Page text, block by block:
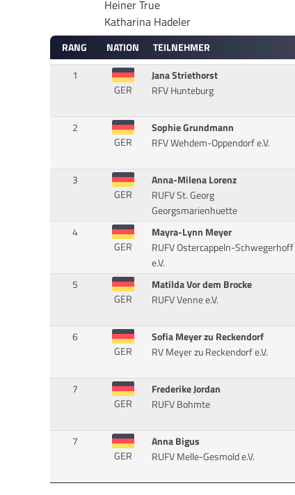
Heiner True
Katharina Hadeler
RANG NATION TEILNEHMER
1
GER
Jana Striethorst
RFV Hunteburg
2
GER
Sophie Grundmann
RFV Wehdem-Oppendorf e.V.
3
GER
Anna-Milena Lorenz
RUFV St. Georg
Georgsmarienhuette
4
GER
Mayra-Lynn Meyer
RUFV Ostercappeln-Schwegerhoff
e.V.
5
GER
Matilda Vor dem Brocke
RUFV Venne e.V.
6
GER
Sofia Meyer zu Reckendorf
RV Meyer zu Reckendorf e.V.
7
GER
Frederike Jordan
RUFV Bohmte
7
GER
Anna Bigus
RUFV Melle-Gesmold e.V.